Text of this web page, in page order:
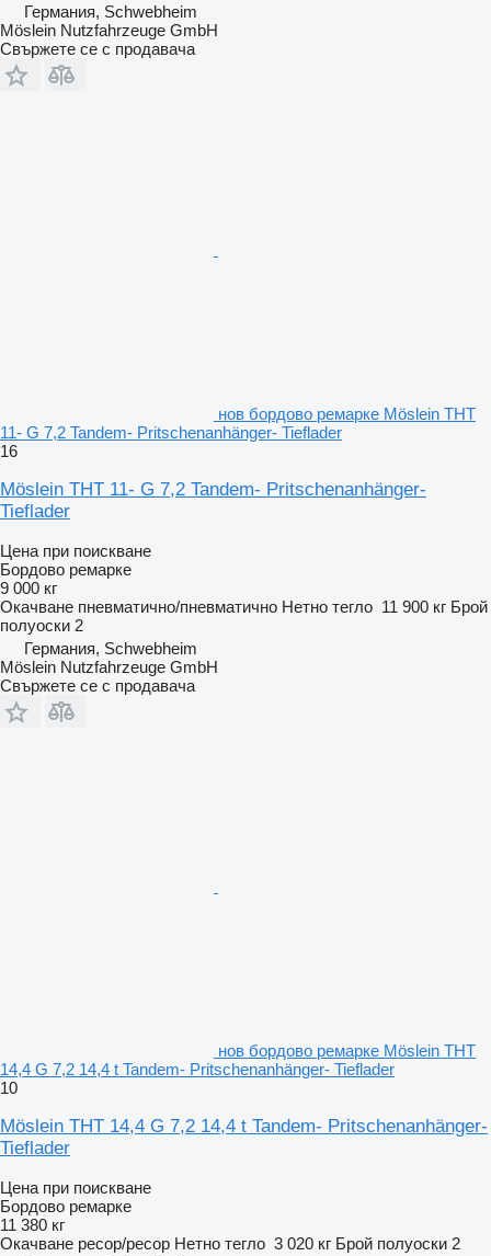
Германия, Schwebheim
Möslein Nutzfahrzeuge GmbH
Свържете се с продавача
нов бордово ремарке Möslein THT
11- G 7,2 Tandem- Pritschenanhänger- Tieflader
16
Möslein THT 11- G 7,2 Tandem- Pritschenanhänger-
Tieflader
Цена при поискване
Бордово ремарке
9 000 кг
Окачване пневматично/пневматично Нетно тегло 11 900 кг Брой
полуоски 2
Германия, Schwebheim
Möslein Nutzfahrzeuge GmbH
Свържете се с продавача
нов бордово ремарке Möslein THT
14,4 G 7,2 14,4 t Tandem- Pritschenanhänger- Tieflader
10
Möslein THT 14,4 G 7,2 14,4 t Tandem- Pritschenanhänger-
Tieflader
Цена при поискване
Бордово ремарке
11 380 кг
Окачване ресор/ресор Нетно тегло 3 020 кг Брой полуоски 2